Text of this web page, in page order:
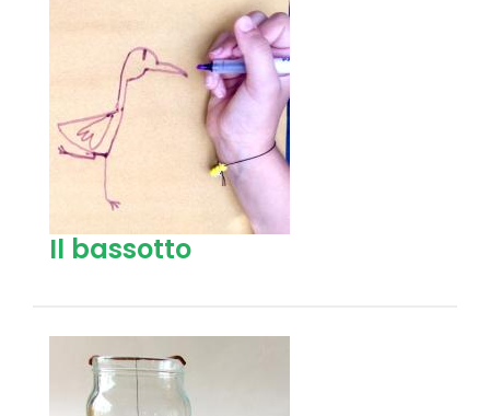
Il bassotto